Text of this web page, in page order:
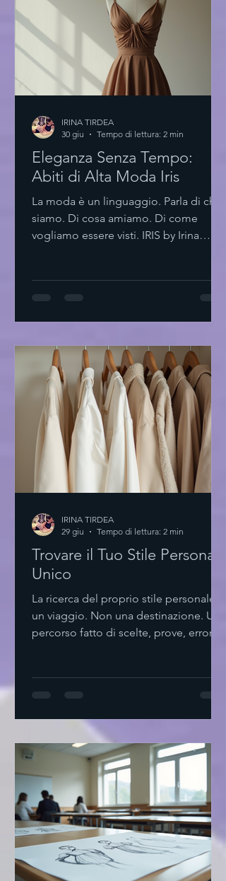
un’esperienza. Un laboratorio di idee.
Le aule sono progettate per stimolare l
Eleganza Senza Tempo:
Abiti di Alta Moda Iris
La moda è un linguaggio. Parla di chi
siamo. Di cosa amiamo. Di come
vogliamo essere visti. IRIS by Irina
unicità. L'essenza degli abiti di alta
È arte. È precisione. È passione. I
materiali sono scelti con cura. Le linee
sono pulite. Il design è essenziale.
Ogni dettaglio conta
IRINA TIRDEA
30 giu
Tempo di lettura: 2 min
Trovare il Tuo Stile Personale
Unico
La ricerca del proprio stile personale è
un viaggio. Non una destinazione. Un
percorso fatto di scelte, prove, errori.
mio agio? Non seguo mode. Cerco
ciò che risuona dentro. Provo. Mix di
colori. Texture diverse. Tagli semplici.
Non ho fretta. Il tempo è alleato.
Svuota il guardaroba. Tieni solo ciò
che ami. Agg
IRINA TIRDEA
29 giu
Tempo di lettura: 2 min